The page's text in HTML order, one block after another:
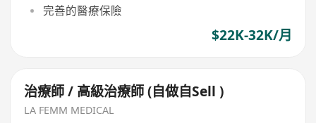
完善的醫療保險
$22K-32K/月
治療師 / 高級治療師 (自做自Sell )
LA FEMM MEDICAL